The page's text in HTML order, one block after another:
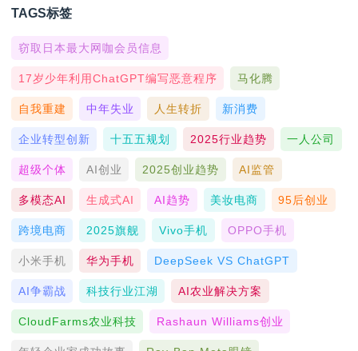
TAGS标签
窃取日本最大网咖会员信息
17岁少年利用ChatGPT编写恶意程序 马化腾
自我重建 中年失业 人生转折 新消费
企业转型创新 十五五规划 2025行业趋势 一人公司
超级个体 AI创业 2025创业趋势 AI监管
多模态AI 生成式AI AI趋势 美妆电商 95后创业
跨境电商 2025旗舰 Vivo手机 OPPO手机
小米手机 华为手机 DeepSeek VS ChatGPT
AI争霸战 科技行业江湖 AI农业解决方案
CloudFarms农业科技 Rashaun Williams创业